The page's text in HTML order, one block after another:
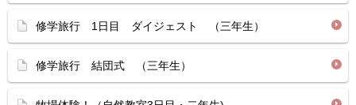
修学旅行 1日目 ダイジェスト （三年生）
修学旅行 結団式 （三年生）